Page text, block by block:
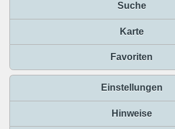
Suche
Karte
Favoriten
Einstellungen
Hinweise